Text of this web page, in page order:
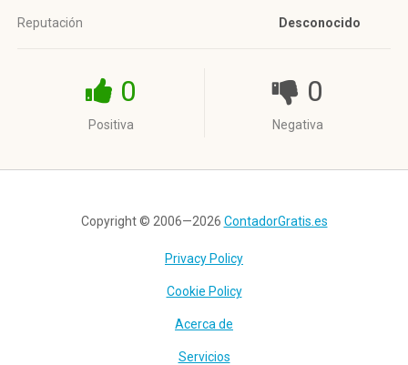
Reputación Desconocido
0
Positiva
0
Negativa
Copyright © 2006—2026 ContadorGratis.es
Privacy Policy
Cookie Policy
Acerca de
Servicios